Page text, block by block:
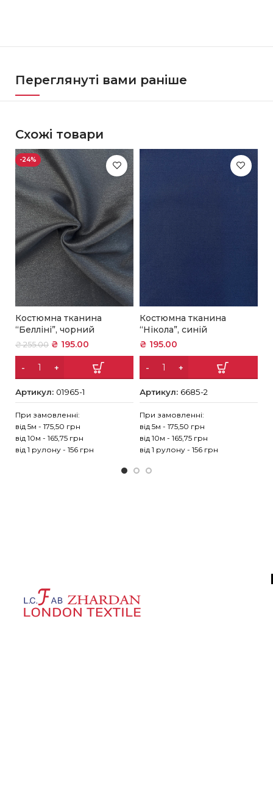
Переглянуті вами раніше
Схожі товари
-24%
Костюмна тканина
“Белліні”, чорний
₴255.00 ₴ 195.00
Артикул: 01965-1
При замовленні:
від 5м - 175,50 грн
від 10м - 165,75 грн
від 1 рулону - 156 грн
Костюмна тканина
“Нікола”, синій
₴ 195.00
Артикул: 6685-2
При замовленні:
від 5м - 175,50 грн
від 10м - 165,75 грн
від 1 рулону - 156 грн